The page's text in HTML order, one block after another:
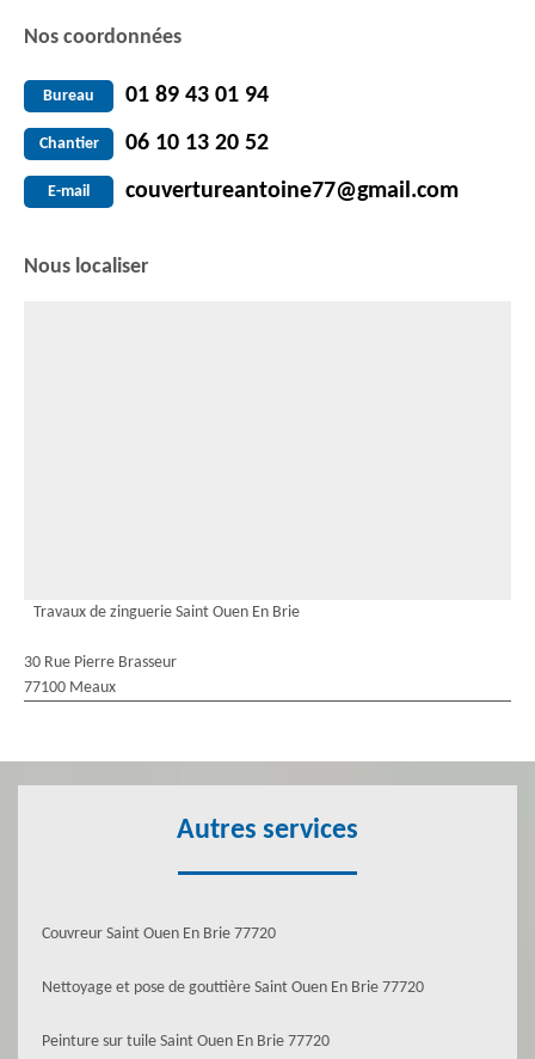
Nos coordonnées
Bureau 01 89 43 01 94
Chantier 06 10 13 20 52
E-mail couvertureantoine77@gmail.com
Nous localiser
Travaux de zinguerie Saint Ouen En Brie
30 Rue Pierre Brasseur
77100 Meaux
Autres services
Couvreur Saint Ouen En Brie 77720
Nettoyage et pose de gouttière Saint Ouen En Brie 77720
Peinture sur tuile Saint Ouen En Brie 77720